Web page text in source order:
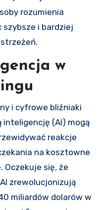
rozumienia
i bardziej
w
i cyfrowe bliźniaki
inteligencję (AI) mogą
reakcje
na kosztowne
Oczekuje się, że
zrewolucjonizują
miliardów dolarów w